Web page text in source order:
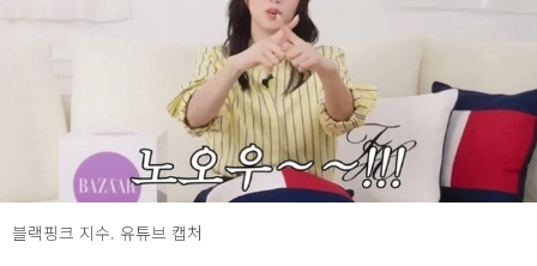
블랙핑크 지수. 유튜브 캡처